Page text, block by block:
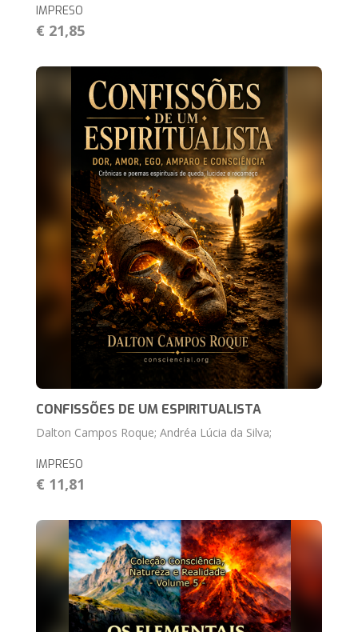
IMPRESO
€ 21,85
CONFISSÕES DE UM ESPIRITUALISTA
Dalton Campos Roque; Andréa Lúcia da Silva;
IMPRESO
€ 11,81